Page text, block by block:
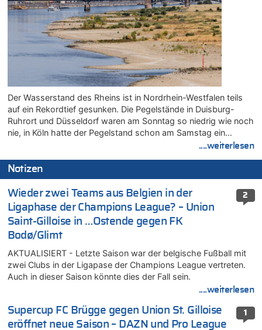
Der Wasserstand des Rheins ist in Nordrhein-Westfalen teils
auf ein Rekordtief gesunken. Die Pegelstände in Duisburg-
Ruhrort und Düsseldorf waren am Sonntag so niedrig wie noch
nie, in Köln hatte der Pegelstand schon am Samstag ein…
....weiterlesen
Notizen
2
Wieder zwei Teams aus Belgien in der
Ligaphase der Champions League? – Union
Saint-Gilloise in …Ostende gegen FK
Bodø/Glimt
AKTUALISIERT - Letzte Saison war der belgische Fußball mit
zwei Clubs in der Ligapase der Champions League vertreten.
Auch in dieser Saison könnte dies der Fall sein.
....weiterlesen
1
Supercup FC Brügge gegen Union St. Gilloise
eröffnet neue Saison – DAZN und Pro League